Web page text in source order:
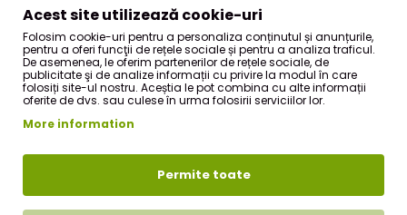
Trimite
Acest site utilizează cookie-uri
Folosim cookie-uri pentru a personaliza conținutul și anunțurile,
pentru a oferi funcţii de rețele sociale și pentru a analiza traficul.
De asemenea, le oferim partenerilor de rețele sociale, de
publicitate şi de analize informații cu privire la modul în care
folosiți site-ul nostru. Aceștia le pot combina cu alte informații
oferite de dvs. sau culese în urma folosirii serviciilor lor.
More information
Permite toate